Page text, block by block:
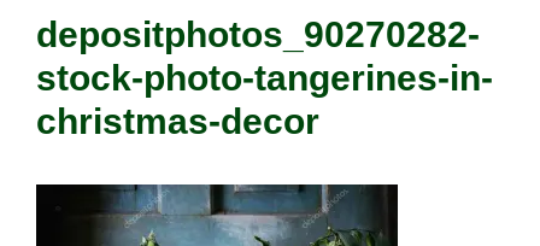
depositphotos_90270282-
stock-photo-tangerines-in-
christmas-decor